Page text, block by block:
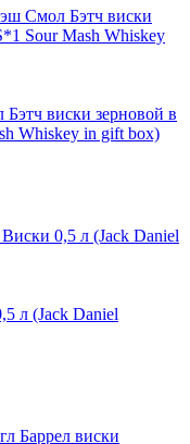
виски зерновой в
Whiskey in gift box)
л (Jack Daniel